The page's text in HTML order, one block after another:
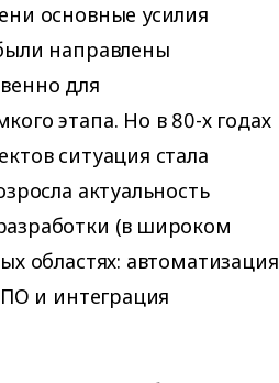
основные усилия
направлены
для
этапа. Но в 80-х годах
ситуация стала
актуальность
(в широком
областях: автоматизация
и интеграция